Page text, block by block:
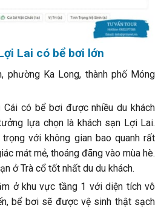
Lai có bể bơi lớn
phường Ka Long, thành phố Móng
Cái có bể bơi được nhiều du khách
lựa chọn là khách sạn Lợi Lai.
với không gian bao quanh rất
mát mẻ, thoáng đãng vào mùa hè.
ở Trà cổ tốt nhất du du khách.
ở khu vực tầng 1 với diện tích vô
bể bơi sẽ được vệ sinh thật sạch